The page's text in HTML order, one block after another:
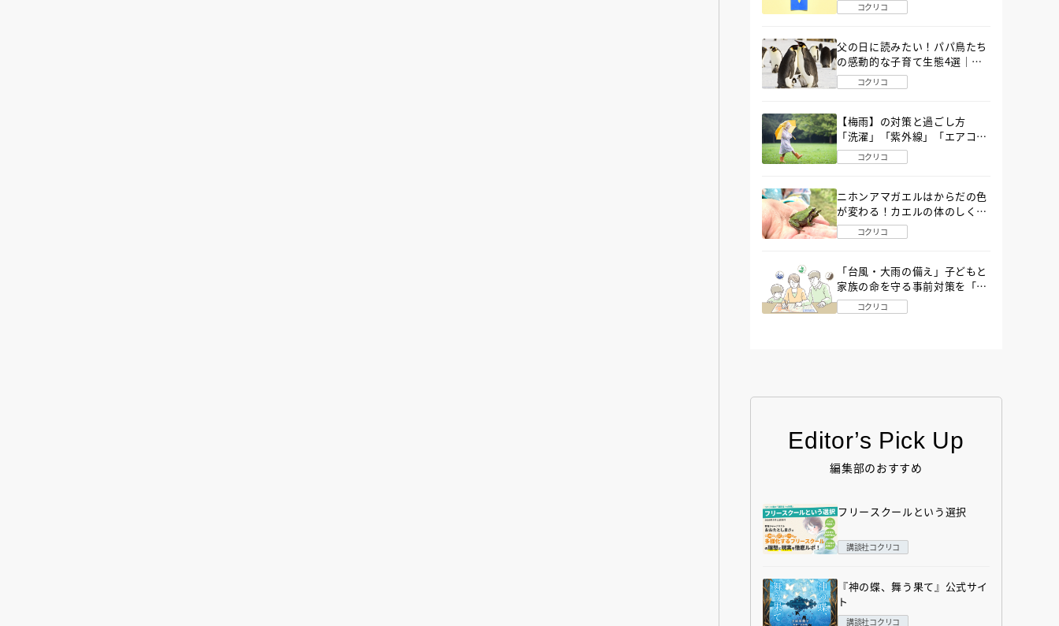
コクリコ
父の日に読みたい！パパ鳥たち
の感動的な子育て生態4選｜図
鑑MOVE
コクリコ
【梅雨】の対策と過ごし方
「洗濯」「紫外線」「エアコ
ン」「ゲリラ豪雨」…〔気象予
報士が完全ガイド〕
コクリコ
ニホンアマガエルはからだの色
が変わる！カエルの体のしくみ
から両生類の特ちょうまで図鑑
MOVEが解説！
コクリコ
「台風・大雨の備え」子どもと
家族の命を守る事前対策を「防
災アドバイザー」が解説
コクリコ
Editor’s Pick Up
編集部のおすすめ
フリースクールという選択
講談社コクリコ
『神の蝶、舞う果て』公式サイ
ト
講談社コクリコ